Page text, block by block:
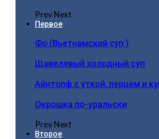
PrevNext
Первое
Фо (Вьетнамский суп )
Щавелевый холодный суп
Айнтопф с уткой, перцем и
Окрошка по-уральски
PrevNext
Второе